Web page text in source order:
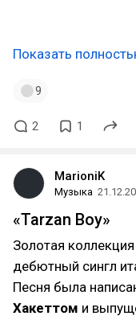
Показать
9
2 1
MarioniK
Музыка
«Tarzan Boy»
Золотая
дебютный сингл
Песня была
Хакеттом и